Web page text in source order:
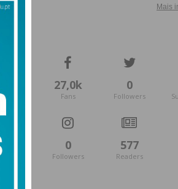
27,0k
Fans
0
Followers
0
Followers
577
Readers